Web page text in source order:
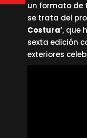
un formato de
se trata del
Costura’, que
sexta edición
exteriores